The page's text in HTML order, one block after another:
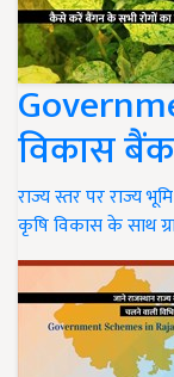
विकास
राज्य स्तर पर राज्य
कृषि विकास के साथ